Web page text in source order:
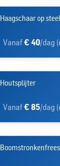
Haagschaar op steel
Vanaf€ 40/dag
Houtsplijter
Vanaf€ 85/dag
Boomstronkenfrees